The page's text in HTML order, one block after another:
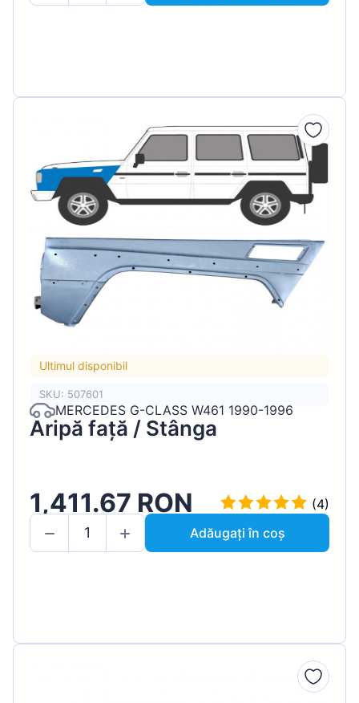
Ultimul disponibil
SKU: 507601
MERCEDES G-CLASS W461 1990-1996
Aripă față / Stânga
1,411.67 RON
(4)
Adăugați în coș